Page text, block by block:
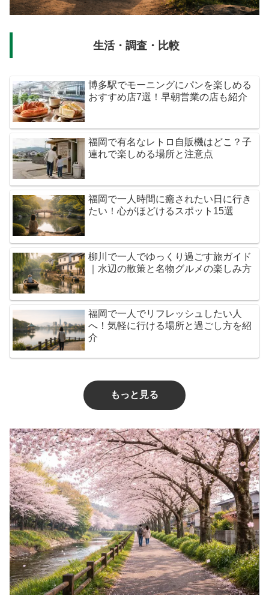
生活・調査・比較
博多駅でモーニングにパンを楽しめる
おすすめ店7選！早朝営業の店も紹介
福岡で有名なレトロ自販機はどこ？子
連れで楽しめる場所と注意点
福岡で一人時間に癒されたい日に行き
たい！心がほどけるスポット15選
柳川で一人でゆっくり過ごす旅ガイド
｜水辺の散策と名物グルメの楽しみ方
福岡で一人でリフレッシュしたい人
へ！気軽に行ける場所と過ごし方を紹
介
もっと見る